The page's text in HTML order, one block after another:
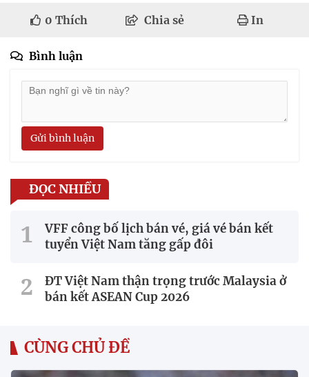
0 Thích Chia sẻ In
Bình luận
Gửi bình luận
ĐỌC NHIỀU
VFF công bố lịch bán vé, giá vé bán kết
tuyển Việt Nam tăng gấp đôi
ĐT Việt Nam thận trọng trước Malaysia ở
bán kết ASEAN Cup 2026
CÙNG CHỦ ĐỀ